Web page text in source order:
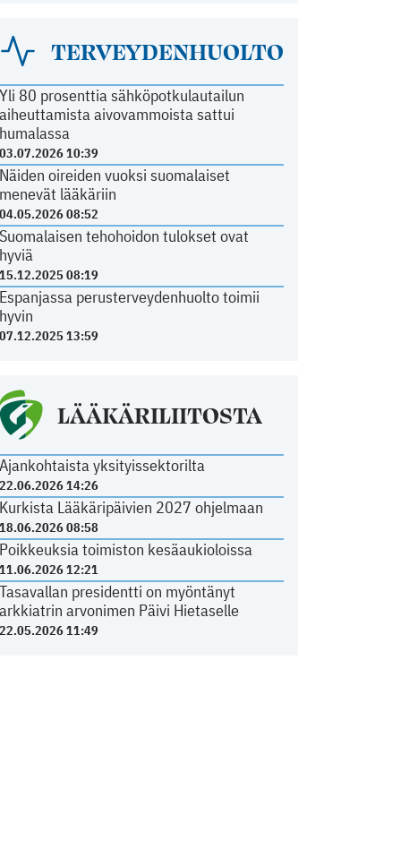
TERVEYDENHUOLTO
Yli 80 prosenttia sähköpotkulautailun
aiheuttamista aivovammoista sattui
humalassa
03.07.2026 10:39
Näiden oireiden vuoksi suomalaiset
menevät lääkäriin
04.05.2026 08:52
Suomalaisen tehohoidon tulokset ovat
hyviä
15.12.2025 08:19
Espanjassa perusterveydenhuolto toimii
hyvin
07.12.2025 13:59
LÄÄKÄRILIITOSTA
Ajankohtaista yksityissektorilta
22.06.2026 14:26
Kurkista Lääkäripäivien 2027 ohjelmaan
18.06.2026 08:58
Poikkeuksia toimiston kesäaukioloissa
11.06.2026 12:21
Tasavallan presidentti on myöntänyt
arkkiatrin arvonimen Päivi Hietaselle
22.05.2026 11:49